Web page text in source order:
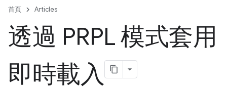
首頁 Articles
透過 PRPL 模式套用
即時載入